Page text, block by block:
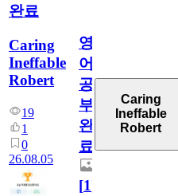
완료
Caring
Ineffable
Robert
19
1
0
26.08.05
영
어
공
부
완
료
[1]
Caring
Ineffable
Robert